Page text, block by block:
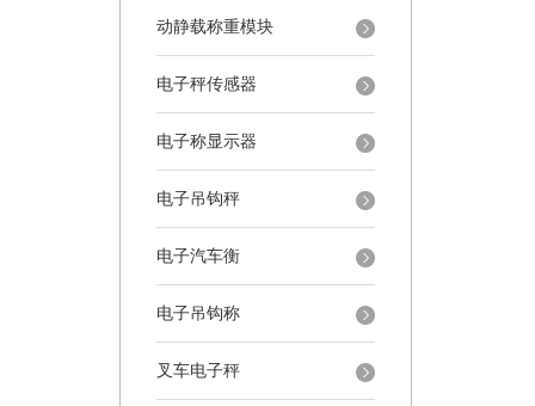
动静载称重模块
电子秤传感器
电子称显示器
电子吊钩秤
电子汽车衡
电子吊钩称
叉车电子秤